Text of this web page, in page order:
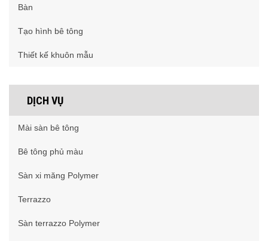
Bàn
Tạo hình bê tông
Thiết kế khuôn mẫu
DỊCH VỤ
Mài sàn bê tông
Bê tông phủ màu
Sàn xi măng Polymer
Terrazzo
Sàn terrazzo Polymer